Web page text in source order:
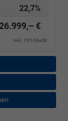
22,7%
€
inkl. 19% MwSt.